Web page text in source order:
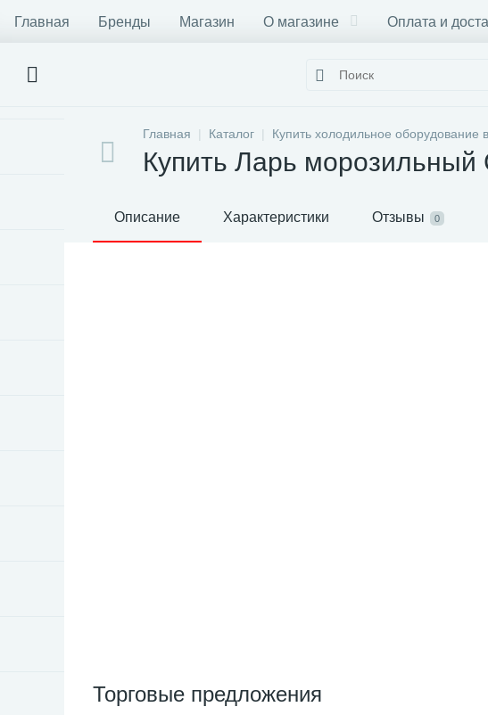
Главная Бренды Магазин О магазине Оплата и
Главная Каталог Купить холодильное оборудование
Купить Ларь
Описание Характеристики Отзывы 0
Торговые предложения